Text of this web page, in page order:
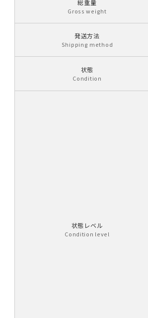
総重量
Gross weight
発送方法
Shipping method
状態
Condition
状態レベル
Condition level